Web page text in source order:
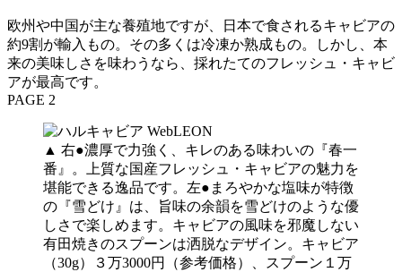
欧州や中国が主な養殖地ですが、日本で食されるキャビアの
約9割が輸入もの。その多くは冷凍か熟成もの。しかし、本
来の美味しさを味わうなら、採れたてのフレッシュ・キャビ
アが最高です。
PAGE 2
▲ 右●濃厚で力強く、キレのある味わいの『春一
番』。上質な国産フレッシュ・キャビアの魅力を
堪能できる逸品です。左●まろやかな塩味が特徴
の『雪どけ』は、旨味の余韻を雪どけのような優
しさで楽しめます。キャビアの風味を邪魔しない
有田焼きのスプーンは洒脱なデザイン。キャビア
（30g）３万3000円（参考価格）、スプーン１万